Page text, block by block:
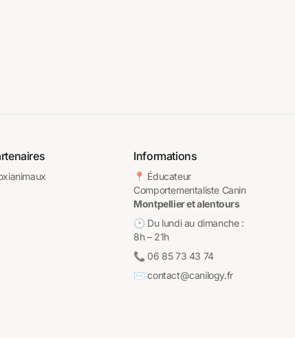
Informations
📍 Éducateur
Comportementaliste Canin
Montpellier et alentours
🕑 Du lundi au dimanche :
8h – 21h
📞 06 85 73 43 74
✉️ contact@canilogy.fr